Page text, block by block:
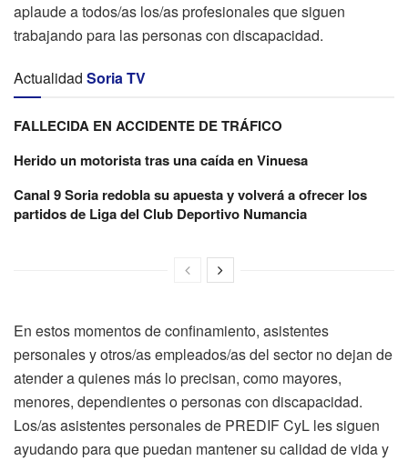
aplaude a todos/as los/as profesionales que siguen
trabajando para las personas con discapacidad.
Actualidad Soria TV
FALLECIDA EN ACCIDENTE DE TRÁFICO
Herido un motorista tras una caída en Vinuesa
Canal 9 Soria redobla su apuesta y volverá a ofrecer los
partidos de Liga del Club Deportivo Numancia
En estos momentos de confinamiento, asistentes
personales y otros/as empleados/as del sector no dejan de
atender a quienes más lo precisan, como mayores,
menores, dependientes o personas con discapacidad.
Los/as asistentes personales de PREDIF CyL les siguen
ayudando para que puedan mantener su calidad de vida y